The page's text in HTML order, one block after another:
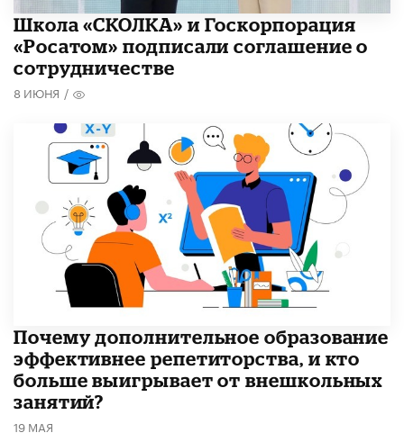
Школа «СКОЛКА» и Госкорпорация
«Росатом» подписали соглашение о
сотрудничестве
8 ИЮНЯ /
​Почему дополнительное образование
эффективнее репетиторства, и кто
больше выигрывает от внешкольных
занятий?
19 МАЯ